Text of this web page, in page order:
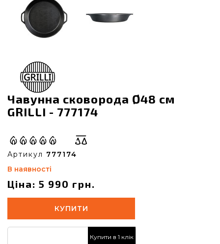
Чавунна сковорода Ø48 см
GRILLI - 777174
Артикул 777174
В наявності
Ціна: 5 990 грн.
КУПИТИ
Купити в 1 клік